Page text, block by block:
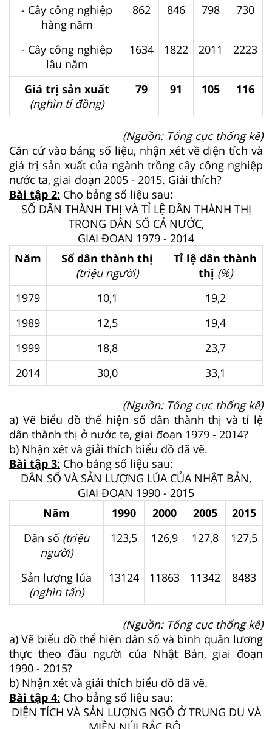
- Cây công nghiệp
hàng năm
862 846 798 730
- Cây công nghiệp
lâu năm
1634 1822 2011 2223
Giá trị sản xuất
(nghìn tỉ đồng)
79 91 105 116
(Nguồn: Tổng cục thống kê)
Căn cứ vào bảng số liệu, nhận xét về diện tích và
giá trị sản xuất của ngành trồng cây công nghiệp
nước ta, giai đoạn 2005 - 2015. Giải thích?
Bài tập 2: Cho bảng số liệu sau:
SỐ DÂN THÀNH THỊ VÀ TỈ LỆ DÂN THÀNH THỊ
TRONG DÂN SỐ CẢ NƯỚC,
GIAI ĐOẠN 1979 - 2014
Năm
Số dân thành thị
(triệu người)
Tỉ lệ dân thành
thị (%)
1979
10,1
19,2
1989
12,5
19,4
1999
18,8
23,7
2014
30,0 33,1
(Nguồn: Tổng cục thống kê)
a) Vẽ biểu đồ thể hiện số dân thành thị và tỉ lệ
dân thành thị ở nước ta, giai đoạn 1979 - 2014?
b) Nhận xét và giải thích biểu đồ đã vẽ.
Bài tập 3: Cho bảng số liệu sau:
DÂN SỐ VÀ SẢN LƯỢNG LÚA CỦA NHẬT BẢN,
GIAI ĐOẠN 1990 - 2015
Năm
1990 2000 2005
2015
Dân số (triệu
người)
123,5 126,9 127,8 127,5
Sản lượng lúa
(nghìn tấn)
13124 11863 11342 8483
(Nguồn: Tổng cục thống kê)
a) Vẽ biểu đồ thể hiện dân số và bình quân lương
thực theo đầu người của Nhật Bản, giai đoạn
1990 - 2015?
b) Nhận xét và giải thích biểu đồ đã vẽ.
Bài tập 4: Cho bảng số liệu sau:
DIỆN TÍCH VÀ SẢN LƯỢNG NGÔ Ở TRUNG DU VÀ